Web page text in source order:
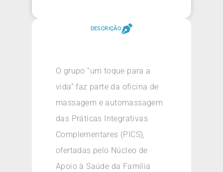
DESCRIÇÃO
O grupo “um toque para a
vida” faz parte da oficina de
massagem e automassagem
das Práticas Integrativas
Complementares (PICS),
ofertadas pelo Núcleo de
Apoio à Saúde da Família